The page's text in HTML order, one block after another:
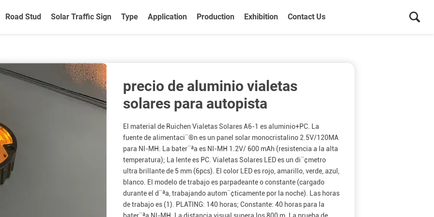
Road Stud Solar Traffic Sign Type Application Production Exhibition Contact Us
precio de aluminio vialetas
solares para autopista
El material de Ruichen Vialetas Solares A6-1 es aluminio+PC. La
fuente de alimentaci¨®n es un panel solar monocristalino 2.5V/120MA
para NI-MH. La bater¨ªa es NI-MH 1.2V/ 600 mAh (resistencia a la alta
temperatura); La lente es PC. Vialetas Solares LED es un di¨¢metro
ultra brillante de 5 mm (6pcs). El color LED es rojo, amarillo, verde, azul,
blanco. El modelo de trabajo es parpadeante o constante (cargado
durante el d¨ªa, trabajando autom¨¢ticamente por la noche). Las horas
de trabajo es (1). PLATING: 140 horas; Constante: 40 horas para la